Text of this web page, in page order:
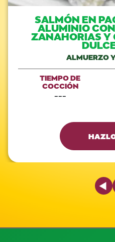
SALMÓN EN
ALUMINIO
ZANAHORIAS Y
ALMUERZO
TIEMPO DE
COCCIÓN
---